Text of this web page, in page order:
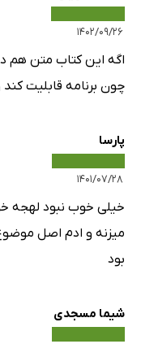
۱۴۰۲/۰۹/۲۶
اگه این کتاب متن هم
چون برنامه قابلیت
پارسا
۱۴۰۱/۰۷/۲۸
خیلی خوب نبود‌ لهجه
میزنه و ادم اصل
بود
شیما مسجدی